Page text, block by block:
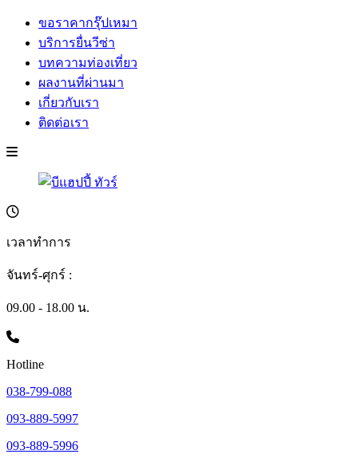
ขอราคากรุ๊ปเหมา
บริการยื่นวีซ่า
บทความท่องเที่ยว
ผลงานที่ผ่านมา
เกี่ยวกับเรา
ติดต่อเรา
เวลาทำการ
จันทร์-ศุกร์ :
09.00 - 18.00 น.
Hotline
038-799-088
093-889-5997
093-889-5996